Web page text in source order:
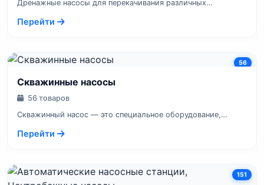
Дренажные насосы для перекачивания различных
Перейти
56
Скважинные насосы
56 товаров
Скважинный насос — это специальное оборудование,
Перейти
151